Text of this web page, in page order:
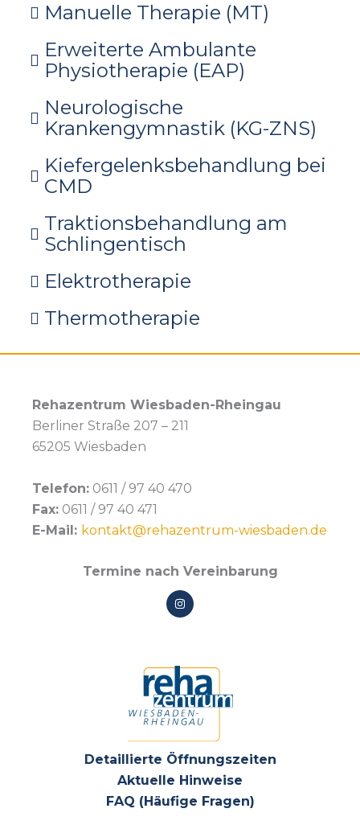
Manuelle Therapie (MT)
Erweiterte Ambulante
Physiotherapie (EAP)
Neurologische
Krankengymnastik (KG-ZNS)
Kiefergelenksbehandlung bei
CMD
Traktionsbehandlung am
Schlingentisch
Elektrotherapie
Thermotherapie
Rehazentrum Wiesbaden-Rheingau
Berliner Straße 207 – 211
65205 Wiesbaden
Telefon: 0611 / 97 40 470
Fax: 0611 / 97 40 471
E-Mail: kontakt@rehazentrum-wiesbaden.de
Termine nach Vereinbarung
Detaillierte Öffnungszeiten
Aktuelle Hinweise
FAQ (Häufige Fragen)